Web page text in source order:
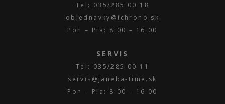
Tel: 035/285 00 18
objednavky@ichrono.sk
Pon – Pia: 8:00 – 16.00
SERVIS
Tel: 035/285 00 11
servis@janeba-time.sk
Pon – Pia: 8:00 – 16.00